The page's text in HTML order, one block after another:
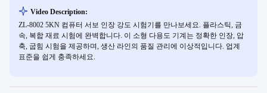
Video Description:
ZL-8002 5KN 컴퓨터 서보 인장 강도 시험기를 만나보세요. 플라스틱, 금
속, 복합 재료 시험에 완벽합니다. 이 소형 다용도 기계는 정확한 인장, 압
축, 굽힘 시험을 제공하며, 생산 라인의 품질 관리에 이상적입니다. 업계
표준을 쉽게 충족하세요.